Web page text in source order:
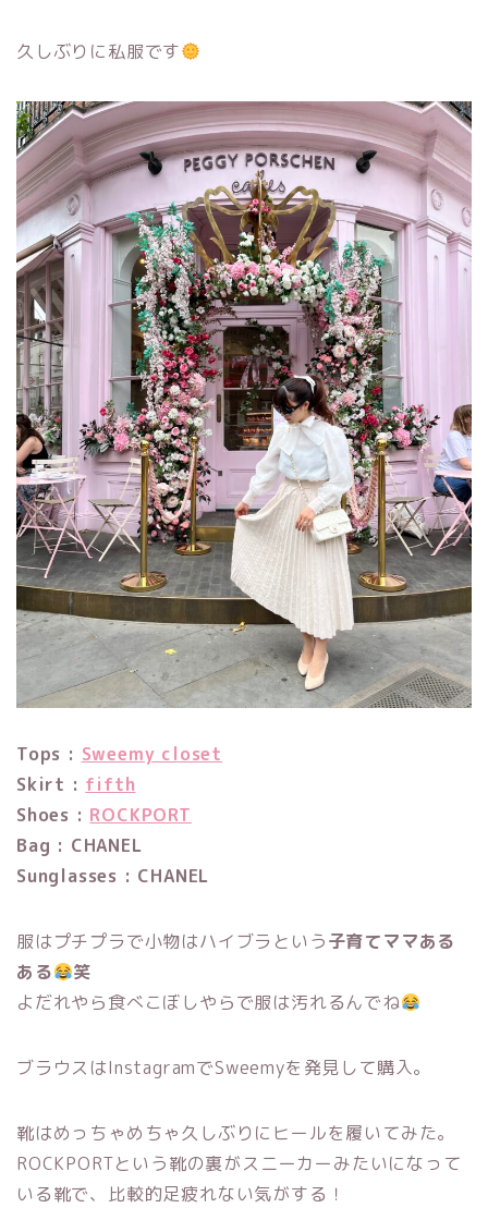
久しぶりに私服です
Tops : Sweemy closet
Skirt : fifth
Shoes : ROCKPORT
Bag : CHANEL
Sunglasses : CHANEL
服はプチプラで小物はハイブラという子育てママある
ある
笑
よだれやら食べこぼしやらで服は汚れるんでね
ブラウスはInstagramでSweemyを発見して購入。
靴はめっちゃめちゃ久しぶりにヒールを履いてみた。
ROCKPORTという靴の裏がスニーカーみたいになって
いる靴で、比較的足疲れない気がする！